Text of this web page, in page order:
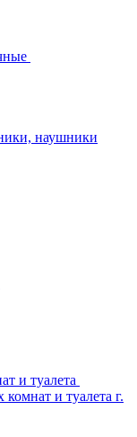
наушники
и туалета
и туалета г.